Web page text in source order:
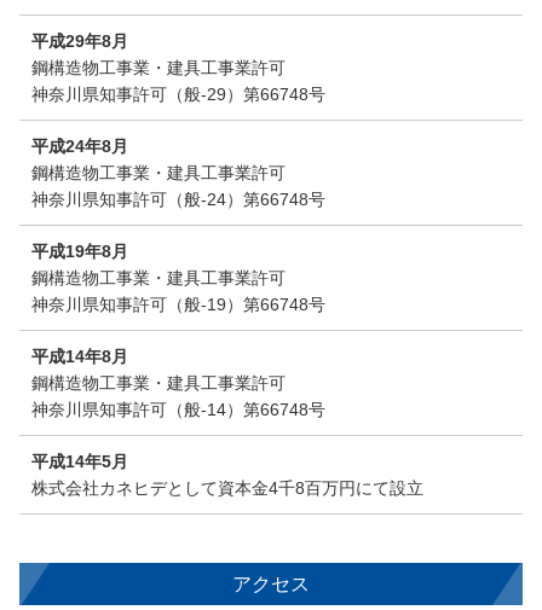
平成29年8月
鋼構造物工事業・建具工事業許可
神奈川県知事許可（般-29）第66748号
平成24年8月
鋼構造物工事業・建具工事業許可
神奈川県知事許可（般-24）第66748号
平成19年8月
鋼構造物工事業・建具工事業許可
神奈川県知事許可（般-19）第66748号
平成14年8月
鋼構造物工事業・建具工事業許可
神奈川県知事許可（般-14）第66748号
平成14年5月
株式会社カネヒデとして資本金4千8百万円にて設立
アクセス